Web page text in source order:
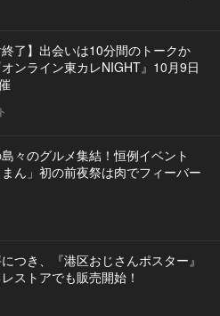
終了】出会いは10分間のトークか
ンライン東カレNIGHT』10月9日
々のグルメ集結！恒例イベント
まん」初の前夜祭は肉でフィーバー
つき、『港区おじさんポスター』
ストアでも販売開始！